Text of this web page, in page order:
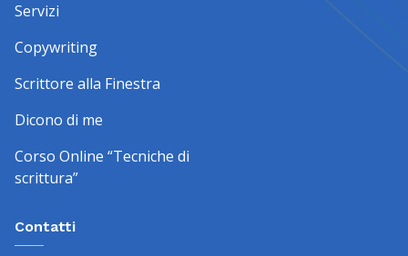
Servizi
Copywriting
Scrittore alla Finestra
Dicono di me
Corso Online “Tecniche di
scrittura”
Contatti